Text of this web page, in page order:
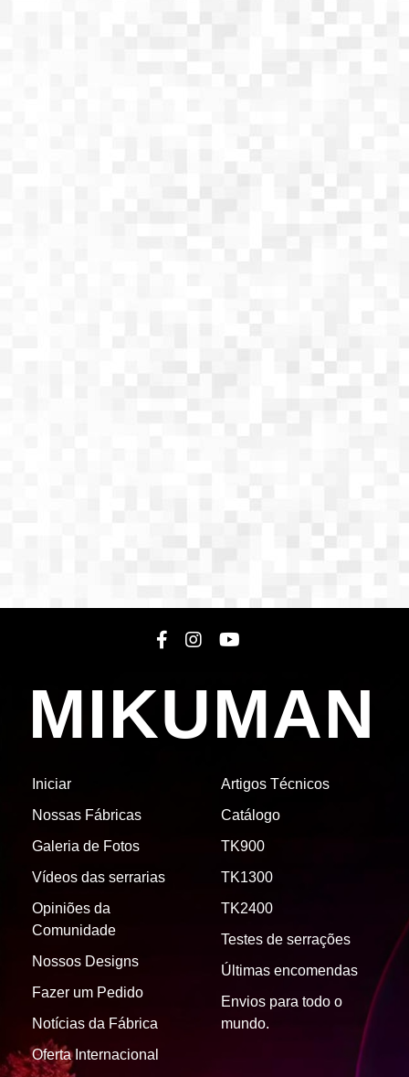
MIKUMAN
Iniciar
Nossas Fábricas
Galeria de Fotos
Vídeos das serrarias
Opiniões da
Comunidade
Nossos Designs
Fazer um Pedido
Notícias da Fábrica
Artigos Técnicos
Catálogo
TK900
TK1300
TK2400
Testes de serrações
Últimas encomendas
Envios para todo o
mundo.
Oferta Internacional